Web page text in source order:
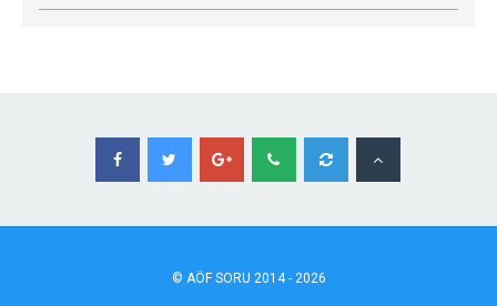
© AÖFSORU 2014 - 2026